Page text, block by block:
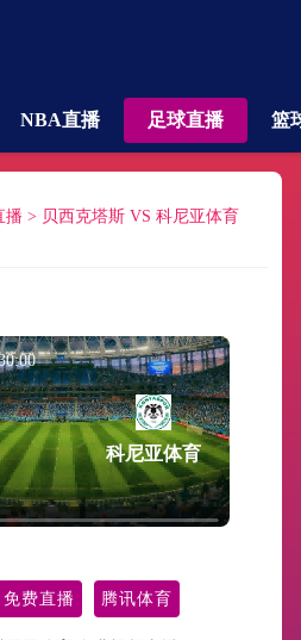
NBA直播 足球直播 篮
播 > 贝西克塔斯 VS 科尼亚体育
科尼亚体育
免费直播 腾讯体育